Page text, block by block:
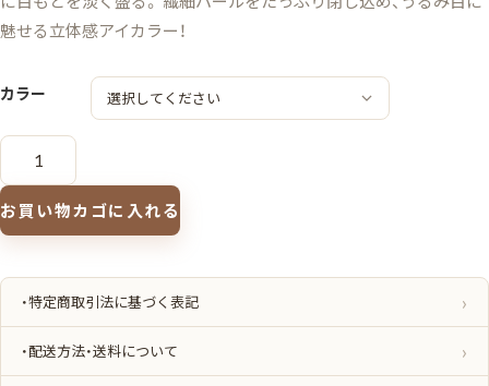
魅せる立体感アイカラー！
カラー
ヴ
ニ
ュ
ア
ン
ュ
ク
イ
お買い物カゴに入れる
・特定商取引法に基づく表記
・配送方法・送料について